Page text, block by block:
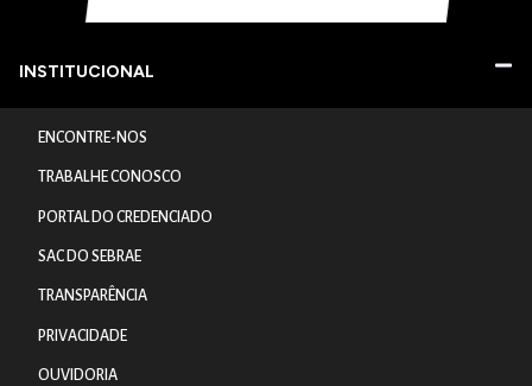
INSTITUCIONAL
ENCONTRE-NOS
TRABALHE CONOSCO
PORTAL DO CREDENCIADO
SAC DO SEBRAE
TRANSPARÊNCIA
PRIVACIDADE
OUVIDORIA